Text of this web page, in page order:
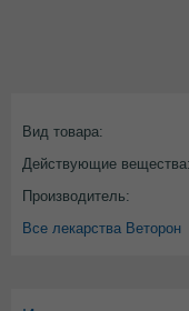
Вид товара:
Действующие вещества:
Производитель:
Все лекарства Веторон